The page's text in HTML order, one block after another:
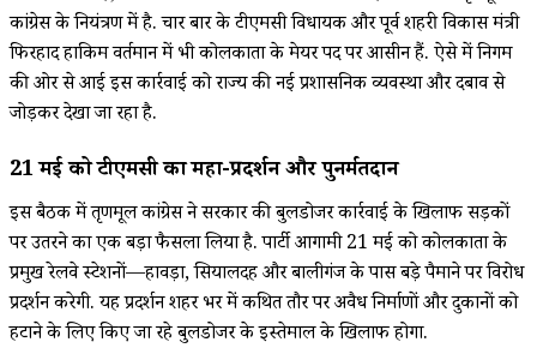
कांग्रेस के नियंत्रण में है. चार बार के टीएमसी विधायक और पूर्व शहरी विकास मंत्री
फिरहाद हाकिम वर्तमान में भी कोलकाता के मेयर पद पर आसीन हैं. ऐसे में निगम
की ओर से आई इस कार्रवाई को राज्य की नई प्रशासनिक व्यवस्था और दबाव से
जोड़कर देखा जा रहा है.
21 मई को टीएमसी का महा-प्रदर्शन और पुनर्मतदान
इस बैठक में तृणमूल कांग्रेस ने सरकार की बुलडोजर कार्रवाई के खिलाफ सड़कों
पर उतरने का एक बड़ा फैसला लिया है. पार्टी आगामी 21 मई को कोलकाता के
प्रमुख रेलवे स्टेशनों—हावड़ा, सियालदह और बालीगंज के पास बड़े पैमाने पर विरोध
प्रदर्शन करेगी. यह प्रदर्शन शहर भर में कथित तौर पर अवैध निर्माणों और दुकानों को
हटाने के लिए किए जा रहे बुलडोजर के इस्तेमाल के खिलाफ होगा.